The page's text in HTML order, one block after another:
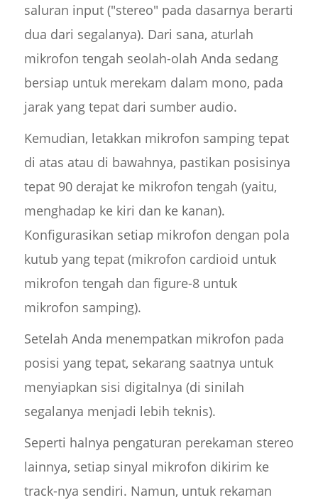
saluran input ("stereo" pada dasarnya berarti
dua dari segalanya). Dari sana, aturlah
mikrofon tengah seolah-olah Anda sedang
bersiap untuk merekam dalam mono, pada
jarak yang tepat dari sumber audio.
Kemudian, letakkan mikrofon samping tepat
di atas atau di bawahnya, pastikan posisinya
tepat 90 derajat ke mikrofon tengah (yaitu,
menghadap ke kiri dan ke kanan).
Konfigurasikan setiap mikrofon dengan pola
kutub yang tepat (mikrofon cardioid untuk
mikrofon tengah dan figure-8 untuk
mikrofon samping).
Setelah Anda menempatkan mikrofon pada
posisi yang tepat, sekarang saatnya untuk
menyiapkan sisi digitalnya (di sinilah
segalanya menjadi lebih teknis).
Seperti halnya pengaturan perekaman stereo
lainnya, setiap sinyal mikrofon dikirim ke
track-nya sendiri. Namun, untuk rekaman